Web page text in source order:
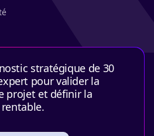
stratégique de 30
pour valider la
projet et définir la